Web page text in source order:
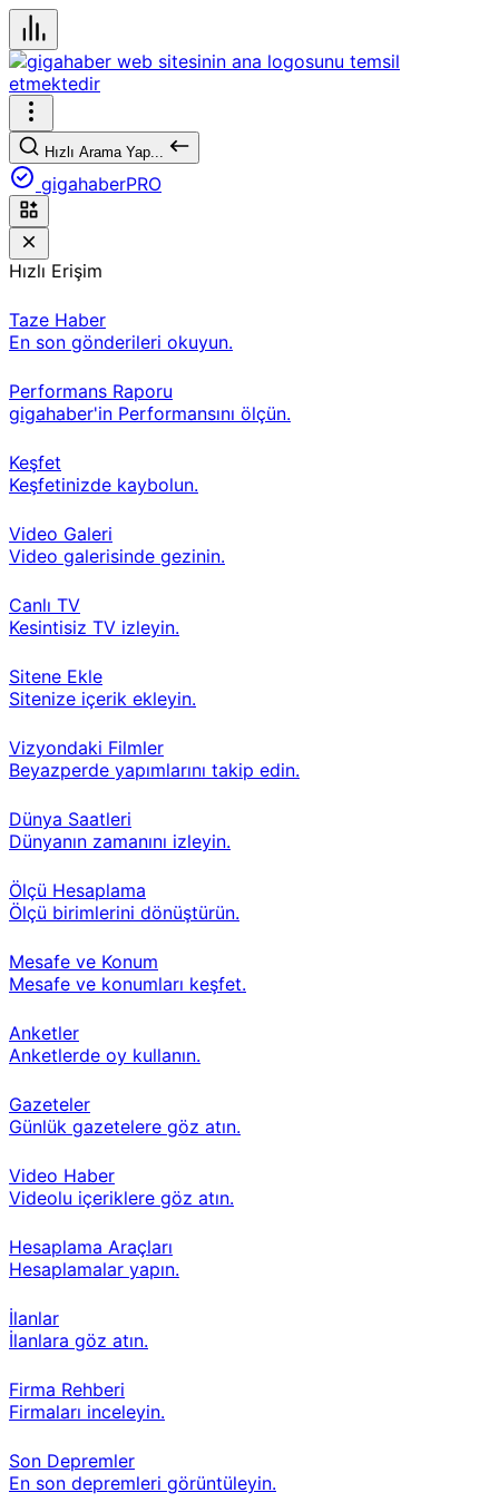
Hızlı Arama Yap...
gigahaberPRO
Hızlı Erişim
Taze Haber
En son gönderileri okuyun.
Performans Raporu
gigahaber'in Performansını ölçün.
Keşfet
Keşfetinizde kaybolun.
Video Galeri
Video galerisinde gezinin.
Canlı TV
Kesintisiz TV izleyin.
Sitene Ekle
Sitenize içerik ekleyin.
Vizyondaki Filmler
Beyazperde yapımlarını takip edin.
Dünya Saatleri
Dünyanın zamanını izleyin.
Ölçü Hesaplama
Ölçü birimlerini dönüştürün.
Mesafe ve Konum
Mesafe ve konumları keşfet.
Anketler
Anketlerde oy kullanın.
Gazeteler
Günlük gazetelere göz atın.
Video Haber
Videolu içeriklere göz atın.
Hesaplama Araçları
Hesaplamalar yapın.
İlanlar
İlanlara göz atın.
Firma Rehberi
Firmaları inceleyin.
Son Depremler
En son depremleri görüntüleyin.